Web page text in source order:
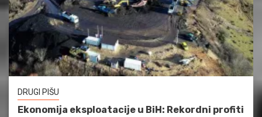
DRUGI PIŠU
Ekonomija eksploatacije u BiH: Rekordni profiti